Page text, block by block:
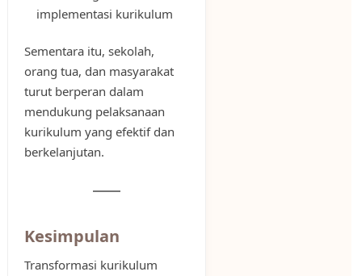
implementasi kurikulum
Sementara itu, sekolah,
orang tua, dan masyarakat
turut berperan dalam
mendukung pelaksanaan
kurikulum yang efektif dan
berkelanjutan.
Kesimpulan
Transformasi kurikulum